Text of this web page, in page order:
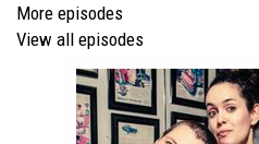
Spendenkampagne:
https://
recovery-walk-2026
More episodes
View all episodes